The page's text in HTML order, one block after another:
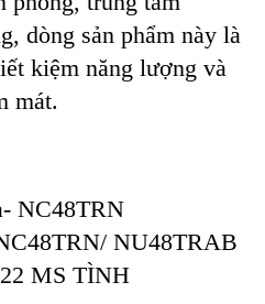
dòng sản phẩm này là
kiệm năng lượng và
mát.
NC48TRN
NU48TRAB
MS TÌNH